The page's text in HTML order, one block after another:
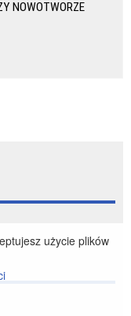
NOWOTWORZE
użycie plików